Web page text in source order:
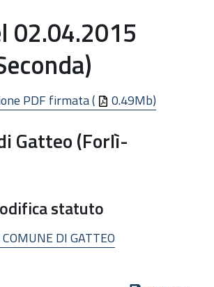
02.04.2015
PDF firmata ( 0.49Mb)
Gatteo (Forlì-
statuto
DI GATTEO